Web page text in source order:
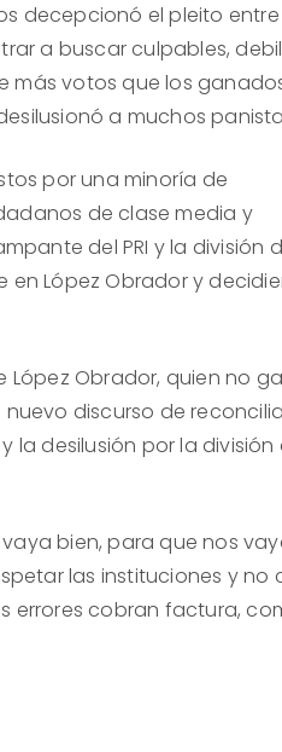
decepcionó el pleito entre
a buscar culpables,
más votos que los
a muchos
por una minoría de
de clase media y
del PRI y la división
en López Obrador y
López Obrador, quien no
discurso de
la desilusión por la división
bien, para que nos
las instituciones y no
errores cobran factura,